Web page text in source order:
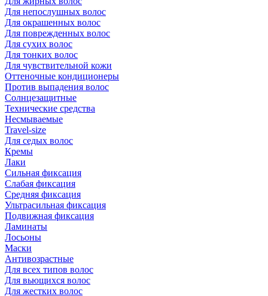
Для непослушных волос
Для окрашенных волос
Для поврежденных волос
Для сухих волос
Для тонких волос
Для чувствительной кожи
Оттеночные кондиционеры
Против выпадения волос
Солнцезащитные
Технические средства
Несмываемые
Travel-size
Для седых волос
Кремы
Лаки
Сильная фиксация
Слабая фиксация
Средняя фиксация
Ультрасильная фиксация
Подвижная фиксация
Ламинаты
Лосьоны
Маски
Антивозрастные
Для всех типов волос
Для вьющихся волос
Для жестких волос